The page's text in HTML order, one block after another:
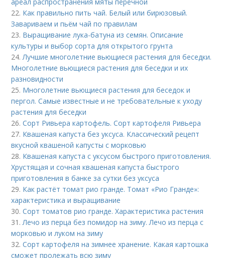
22. Как правильно пить чай. Белый или бирюзовый.
Завариваем и пьём чай по правилам
23. Выращивание лука-батуна из семян. Описание
культуры и выбор сорта для открытого грунта
24.Лучшие многолетние вьющиеся растения для беседки.
Многолетние вьющиеся растения для беседки и их
разновидности
25. Многолетние вьющиеся растения для беседок и
пергол. Самые известные и не требовательные к уходу
растения для беседки
26.Сорт Ривьера картофель. Сорт картофеля Ривьера
27. Квашеная капуста без уксуса. Классический рецепт
вкусной квашеной капусты с морковью
28. Квашеная капуста с уксусом быстрого приготовления.
Хрустящая и сочная квашеная капуста быстрого
приготовления в банке за сутки без уксуса
29. Как растёт томат рио гранде. Томат «Рио Гранде»:
характеристика и выращивание
30.Сорт томатов рио гранде. Характеристика растения
31.Лечо из перца без помидор на зиму. Лечо из перца с
морковью и луком на зиму
32.Сорт картофеля на зимнее хранение. Какая картошка
сможет пролежать всю зиму